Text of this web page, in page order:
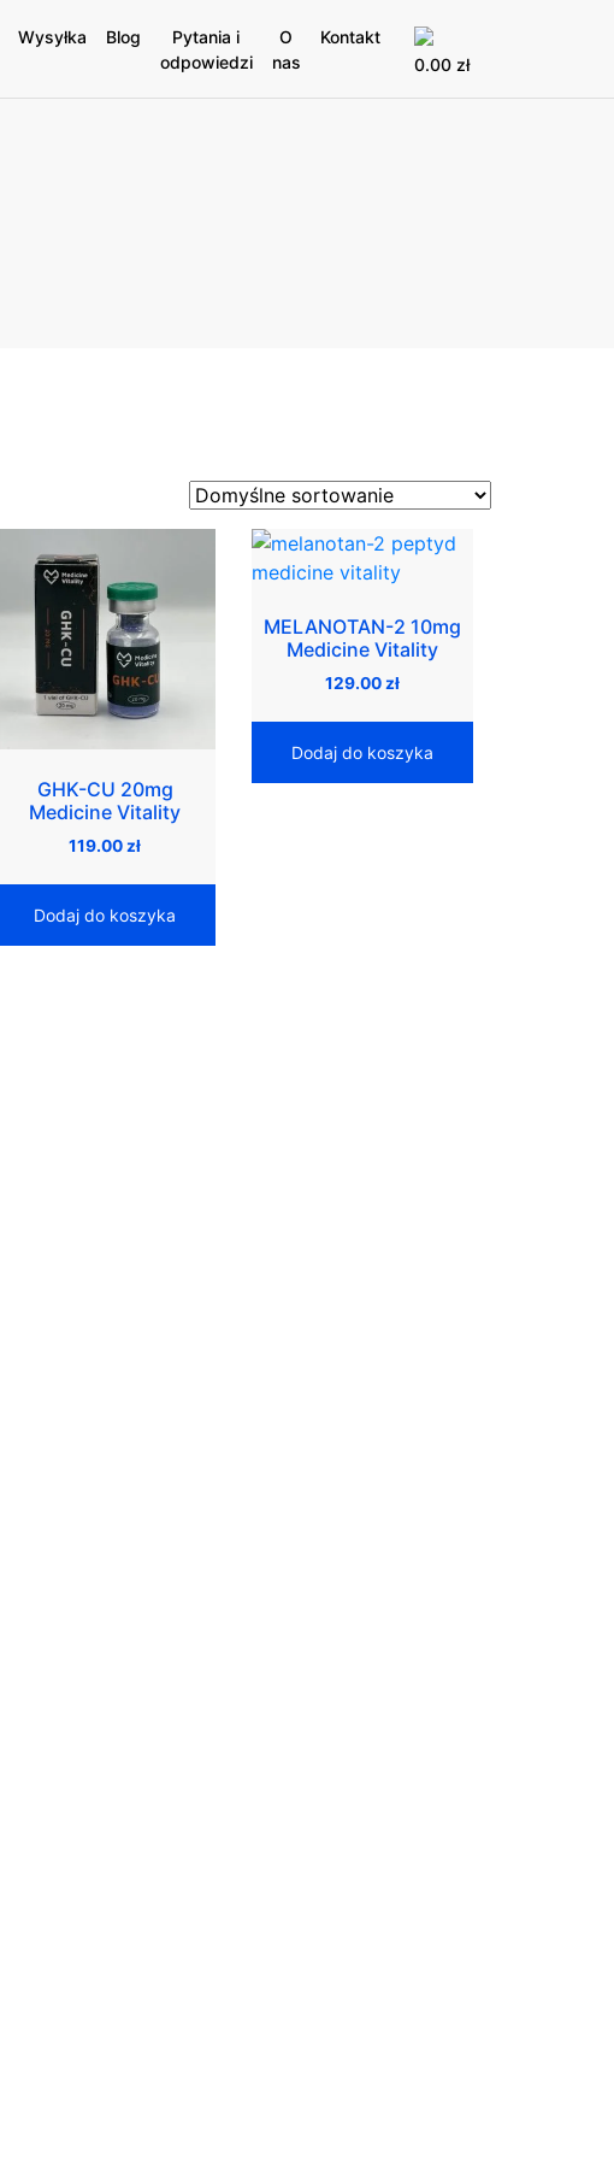
Wysyłka Blog
Pytania i
odpowiedzi
O
nas
Kontakt
0.00 zł
GHK-CU 20mg
Medicine Vitality
119.00zł
Dodaj do koszyka
MELANOTAN-2 10mg
Medicine Vitality
129.00 zł
Dodaj do koszyka